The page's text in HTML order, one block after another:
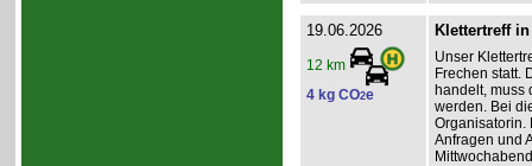
19.06.2026
12 km
4 kg CO2e
Klettertreff
Unser
Frechen statt.
handelt, muss
werden. Bei
Organisatorin.
Anfragen und